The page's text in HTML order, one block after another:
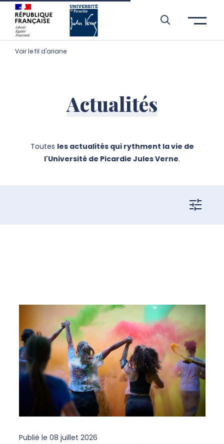
Aller à l’entête de page
Aller au menu principale
Aller au contenu principal
Aller à la recherche
Passer aux cookies
Aller au pied de page
Voir le fil d'ariane
Actualités
Toutes les actualités qui rythment la vie de
l'Université de Picardie Jules Verne.
Publié le 08 juillet 2026